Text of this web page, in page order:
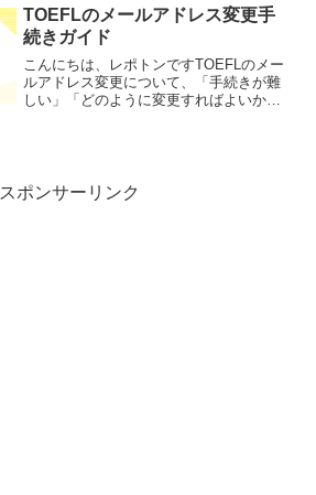
こで今回は、インターンシップにおける
名刺の重要性とその基本的...
TOEFLのメールアドレス変更手
続きガイド
こんにちは、レポトンですTOEFLのメー
ルアドレス変更について、「手続きが難
しい」「どのように変更すればよいかわ
スポンサーリンク